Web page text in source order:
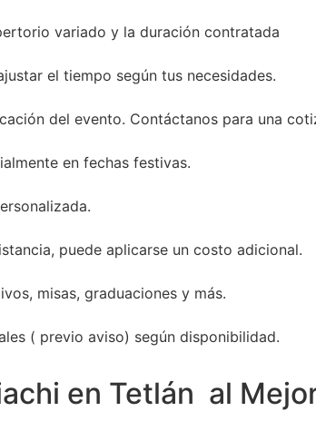
variado y la duración contratada
el tiempo según tus necesidades.
del evento. Contáctanos para una
en fechas festivas.
puede aplicarse un costo adicional.
misas, graduaciones y más.
( previo aviso) según disponibilidad.
en Tetlán al